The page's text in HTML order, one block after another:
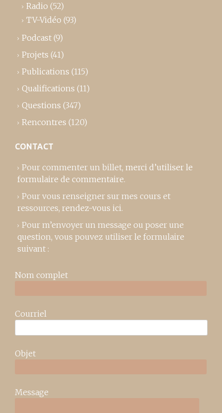
Radio (52)
TV-Vidéo (93)
Podcast (9)
Projets (41)
Publications (115)
Qualifications (11)
Questions (347)
Rencontres (120)
CONTACT
Pour commenter un billet, merci d’utiliser le
formulaire de commentaire.
Pour vous renseigner sur mes cours et
ressources, rendez-vous ici.
Pour m’envoyer un message ou poser une
question, vous pouvez utiliser le formulaire
suivant :
Nom complet
Courriel
Objet
Message